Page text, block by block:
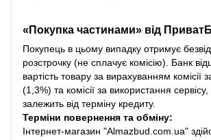
«Покупка частинами» від
Покупець в цьому випадку отримує
розстрочку (не сплачує комісію). Банк
вартість товару за вирахуванням комісії
(1,3%) та комісії за використання сервісу,
залежить від терміну кредиту.
Терміни повернення та обміну:
Інтернет-магазин "Almazbud.com.ua"